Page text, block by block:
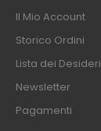
Il Mio Account
Storico Ordini
Lista dei Desideri
Newsletter
Pagamenti